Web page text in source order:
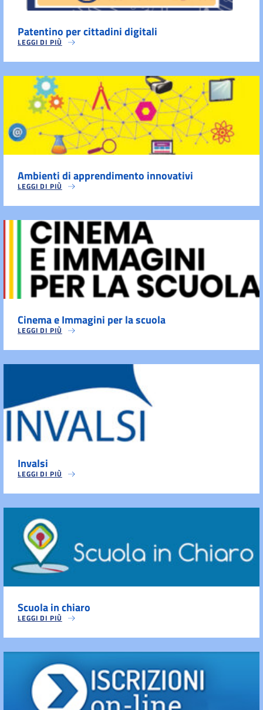
Patentino per cittadini digitali
LEGGI DI PIÙ
Ambienti di apprendimento innovativi
LEGGI DI PIÙ
Cinema e Immagini per la scuola
LEGGI DI PIÙ
Invalsi
LEGGI DI PIÙ
Scuola in chiaro
LEGGI DI PIÙ